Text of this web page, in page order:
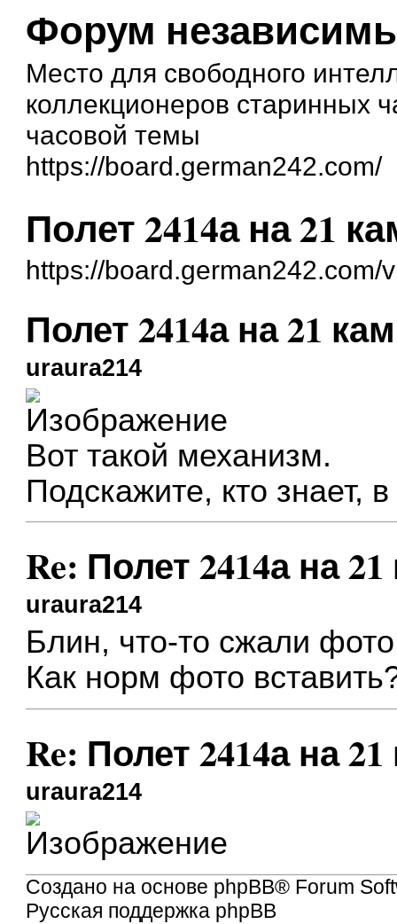
Форум
Место для свободного
коллекционеров старинных
часовой темы
https://board.german242.com/
Полет 2414а на 21
https://
Полет 2414а на 21
uraura214
Вот такой механизм.
Подскажите, кто знает,
Re: Полет 2414а на
uraura214
Блин, что-то сжали
Как норм фото
Re: Полет 2414а на
uraura214
Создано на основе phpBB® Forum
Русская поддержка phpBB